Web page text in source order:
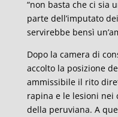
“non basta che ci sia
parte dell’imputato
servirebbe bensì
Dopo la camera di
accolto la posizione
ammissibile il rito
rapina e le lesioni
della peruviana. A